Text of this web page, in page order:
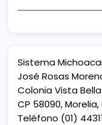
Sistema
José Rosas
Colonia Vista Bella
CP 58090, Morelia,
Teléfono (01)